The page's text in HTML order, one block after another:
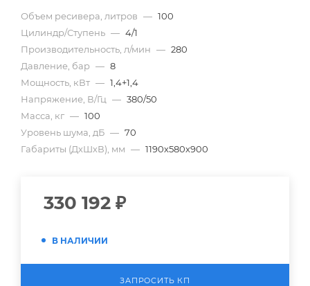
Объем ресивера, литров — 100
Цилиндр/Ступень — 4/1
Производительность, л/мин — 280
Давление, бар — 8
Мощность, кВт — 1,4+1,4
Напряжение, В/Гц — 380/50
Масса, кг — 100
Уровень шума, дБ — 70
Габариты (ДхШхВ), мм — 1190х580х900
330 192 ₽
В НАЛИЧИИ
ЗАПРОСИТЬ КП